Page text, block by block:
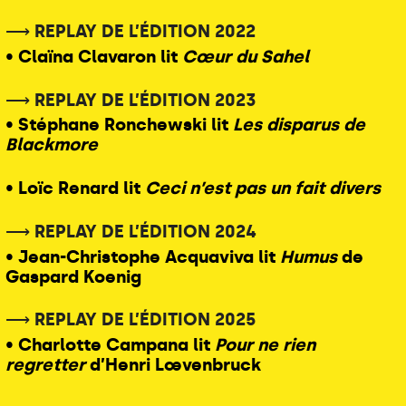
⟶ REPLAY DE L’ÉDITION 2022
• Claïna Clavaron lit Cœur du Sahel
⟶ REPLAY DE L’ÉDITION 2023
• Stéphane Ronchewski lit Les disparus de
Blackmore
• Loïc Renard lit Ceci n’est pas un fait divers
⟶ REPLAY DE L’ÉDITION 2024
• Jean-Christophe Acquaviva lit Humusde
Gaspard Koenig
⟶ REPLAY DE L’ÉDITION 2025
• Charlotte Campana lit Pour ne rien
regretterd’Henri Lœvenbruck